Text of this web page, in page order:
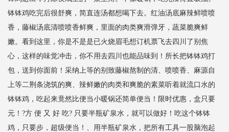
钵钵鸡吃完后很舒爽，简直连汤都想喝下去。红油汤底麻辣鲜喷喷
香，藤椒汤底清喷喷香鲜爽，里面的肉类爽滑弹牙，蔬菜脆爽鲜
嫩。看到这里，你是不是是已火烧眉毛想订机票飞去四川了别焦
心，这样的味觉冲击，你不用去四川也能品味到！所长把钵钵鸡打
包，送到你面前！采纳上等的别致藤椒熬制的清、喷喷香、麻源自
上等二荆条浇筑的爽、辣鲜嫩的肉类和爽脆的素菜听着就流口水的
钵钵鸡，吃起来竟然比便当小暖锅还简单便当！限时优惠，盒只要
元！?方 便 又 好 吃? 只要半瓶矿泉水，就可以做好！吃这个钵钵
鸡，只要步，超级便当！、用半瓶矿泉水，把所有工具一股脑泡起